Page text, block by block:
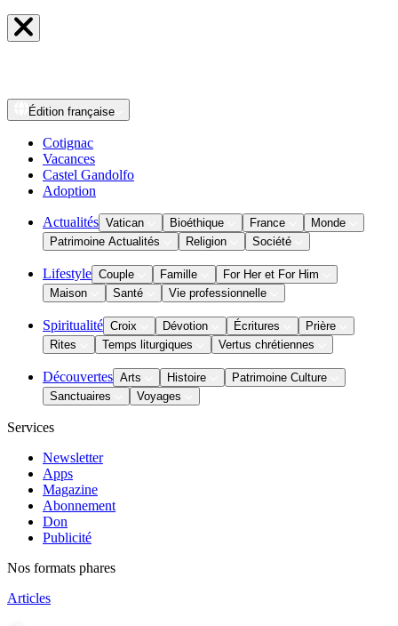
Édition française
Cotignac
Vacances
Castel Gandolfo
Adoption
Actualités Vatican Bioéthique France
Monde
Patrimoine Actualités
Religion Société
Lifestyle Couple Famille
For Her et For Him
Maison
Santé Vie professionnelle
Spiritualité Croix Dévotion Écritures
Prière
Rites
Temps liturgiques Vertus chrétiennes
Découvertes Arts Histoire
Patrimoine Culture
Sanctuaires
Voyages
Services
Newsletter
Apps
Magazine
Abonnement
Don
Publicité
Nos formats phares
Articles